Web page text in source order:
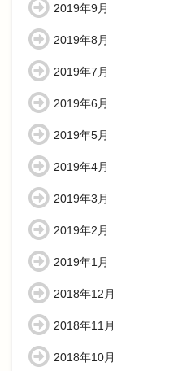
2019年9月
2019年8月
2019年7月
2019年6月
2019年5月
2019年4月
2019年3月
2019年2月
2019年1月
2018年12月
2018年11月
2018年10月